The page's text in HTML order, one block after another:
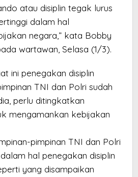
atau disiplin tegak lurus
dalam hal
negara,” kata Bobby
wartawan, Selasa (1/3).
ini penegakan disiplin
TNI dan Polri sudah
perlu ditingkatkan
mengamankan kebijakan
pimpinan TNI dan Polri
hal penegakan disiplin
yang disampaikan